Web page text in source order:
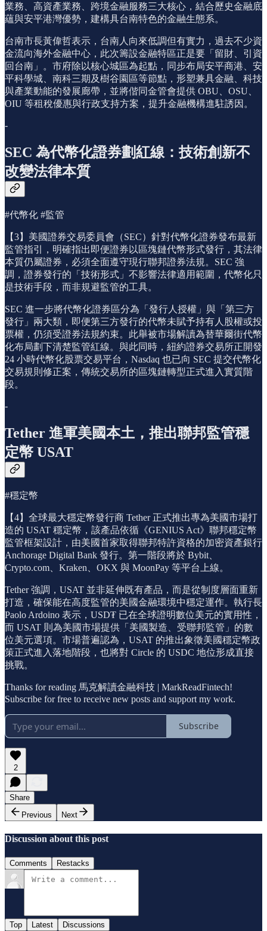
業務、高資產業務、跨境金融服務三大核心，結合歷史金融底
蘊與安平港灣優勢，建構具台南特色的金融生態系。
台南市長黃偉哲表示，台南人向來低調但有實力，過去不少資
金流向海外金融中心，此次籌設金融特區正是要「留財、引資
回台南」。市府除以核心城區為起點，同步布局安平商港、安
平科學城、南科三期及樹谷園區等節點，形塑兼具金融、科技
與產業動能的發展廊帶，並將偕同金管會提供 OBU、OSU、
OIU 等租稅優惠與行政支持方案，提升金融機構進駐誘因。
-
SEC 為代幣化證券劃紅線：技術創新不
改變法律本質
#代幣化 #監管
【3】美國證券交易委員會（SEC）針對代幣化證券發布最新
監管指引，明確指出即便證券以區塊鏈代幣形式發行，其法律
本質仍屬證券，必須全面遵守現行聯邦證券法規。SEC 強
調，證券發行的「技術形式」不影響法律適用範圍，代幣化只
是技術手段，而非規避監管的工具。
SEC 進一步將代幣化證券區分為「發行人授權」與「第三方
發行」兩大類，即便第三方發行的代幣未賦予持有人股權或投
票權，仍須受證券法規約束。此舉被市場解讀為替華爾街代幣
化布局劃下清楚監管紅線。與此同時，紐約證券交易所正開發
24 小時代幣化股票交易平台，Nasdaq 也已向 SEC 提交代幣化
交易規則修正案，傳統交易所的區塊鏈轉型正式進入實質階
段。
-
Tether 進軍美國本土，推出聯邦監管穩
定幣 USAT
#穩定幣
【4】全球最大穩定幣發行商 Tether 正式推出專為美國市場打
造的 USAT 穩定幣，該產品依循《GENIUS Act》聯邦穩定幣
監管框架設計，由美國首家取得聯邦特許資格的加密資產銀行
Anchorage Digital Bank 發行。第一階段將於 Bybit、
Crypto.com、Kraken、OKX 與 MoonPay 等平台上線。
Tether 強調，USAT 並非延伸既有產品，而是從制度層面重新
打造，確保能在高度監管的美國金融環境中穩定運作。執行長
Paolo Ardoino 表示，USD₮ 已在全球證明數位美元的實用性，
而 USAT 則為美國市場提供「美國製造、受聯邦監管」的數
位美元選項。市場普遍認為，USAT 的推出象徵美國穩定幣政
策正式進入落地階段，也將對 Circle 的 USDC 地位形成直接
挑戰。
Thanks for reading 馬克解讀金融科技 | MarkReadFintech!
Subscribe for free to receive new posts and support my work.
Subscribe
2
Share
Previous
Next
Discussion about this post
Comments Restacks
Top Latest Discussions